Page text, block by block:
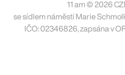
11 am © 2026
se sídlem náměstí Marie
IČO: 02346826, zapsána v